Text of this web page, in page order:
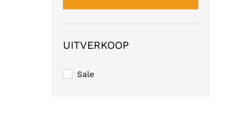
UITVERKOOP
Sale